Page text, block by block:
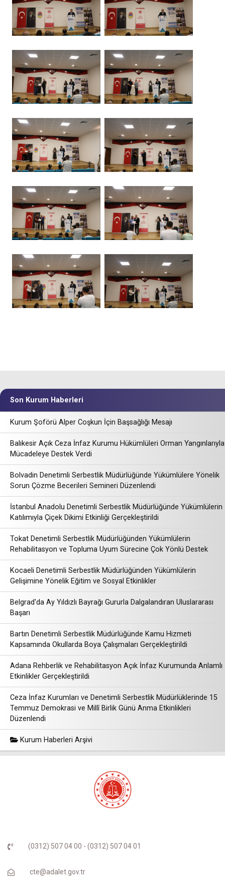
Son Kurum Haberleri
Kurum Şoförü Alper Coşkun İçin Başsağlığı Mesajı
Balıkesir Açık Ceza İnfaz Kurumu Hükümlüleri Orman Yangınlarıyla
Mücadeleye Destek Verdi
Bolvadin Denetimli Serbestlik Müdürlüğünde Yükümlülere Yönelik
Sorun Çözme Becerileri Semineri Düzenlendi
İstanbul Anadolu Denetimli Serbestlik Müdürlüğünde Yükümlülerin
Katılımıyla Çiçek Dikimi Etkinliği Gerçekleştirildi
Tokat Denetimli Serbestlik Müdürlüğünden Yükümlülerin
Rehabilitasyon ve Topluma Uyum Sürecine Çok Yönlü Destek
Kocaeli Denetimli Serbestlik Müdürlüğünden Yükümlülerin
Gelişimine Yönelik Eğitim ve Sosyal Etkinlikler
Belgrad'da Ay Yıldızlı Bayrağı Gururla Dalgalandıran Uluslararası
Başarı
Bartın Denetimli Serbestlik Müdürlüğünde Kamu Hizmeti
Kapsamında Okullarda Boya Çalışmaları Gerçekleştirildi
Adana Rehberlik ve Rehabilitasyon Açık İnfaz Kurumunda Anlamlı
Etkinlikler Gerçekleştirildi
Ceza İnfaz Kurumları ve Denetimli Serbestlik Müdürlüklerinde 15
Temmuz Demokrasi ve Millî Birlik Günü Anma Etkinlikleri
Düzenlendi
Kurum Haberleri Arşivi
(0312) 507 04 00 - (0312) 507 04 01
cte@adalet.gov.tr